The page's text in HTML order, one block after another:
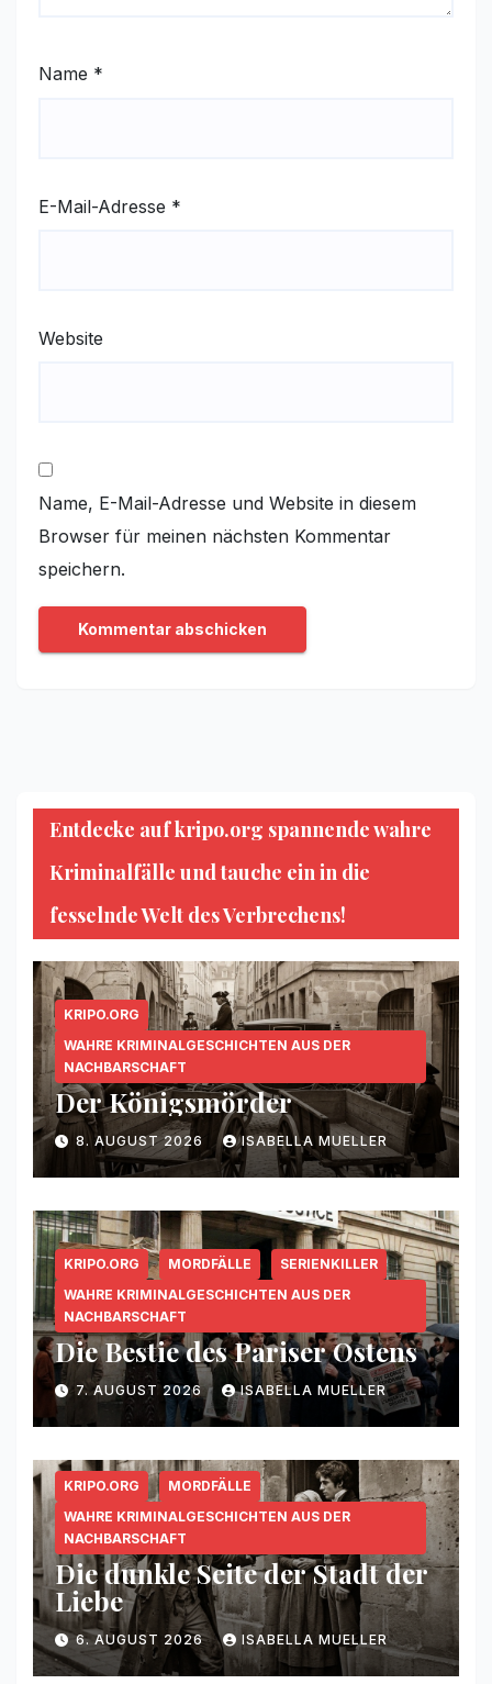
Name *
E-Mail-Adresse *
Website
Name, E-Mail-Adresse und Website in diesem
Browser für meinen nächsten Kommentar
speichern.
Entdecke auf kripo.org spannende wahre
Kriminalfälle und tauche ein in die
fesselnde Welt des Verbrechens!
KRIPO.ORG
WAHRE KRIMINALGESCHICHTEN AUS DER
NACHBARSCHAFT
Der Königsmörder
8. AUGUST 2026 ISABELLA MUELLER
KRIPO.ORG MORDFÄLLE
SERIENKILLER
WAHRE KRIMINALGESCHICHTEN AUS DER
NACHBARSCHAFT
Die Bestie des Pariser Ostens
7. AUGUST 2026 ISABELLA MUELLER
KRIPO.ORG
MORDFÄLLE
WAHRE KRIMINALGESCHICHTEN AUS DER
NACHBARSCHAFT
Die dunkle Seite der Stadt der
Liebe
6. AUGUST 2026 ISABELLA MUELLER